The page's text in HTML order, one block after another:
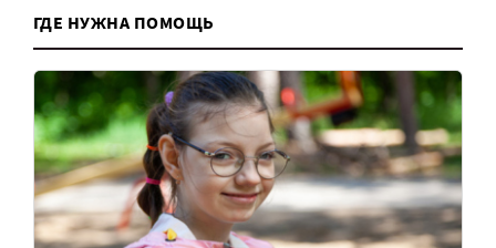
ГДЕ НУЖНА ПОМОЩЬ